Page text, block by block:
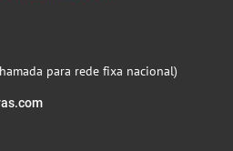
para rede fixa nacional)